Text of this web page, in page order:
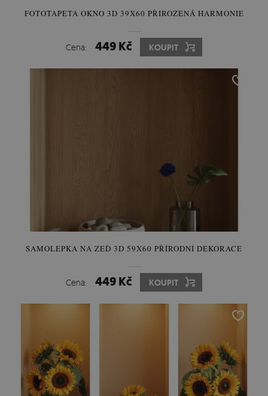
FOTOTAPETA OKNO 3D 39X60 PŘIROZENÁ HARMONIE
Cena: 449 Kč KOUPIT
SAMOLEPKA NA ZEĎ 3D 59X60 PŘÍRODNÍ DEKORACE
Cena: 449 Kč KOUPIT